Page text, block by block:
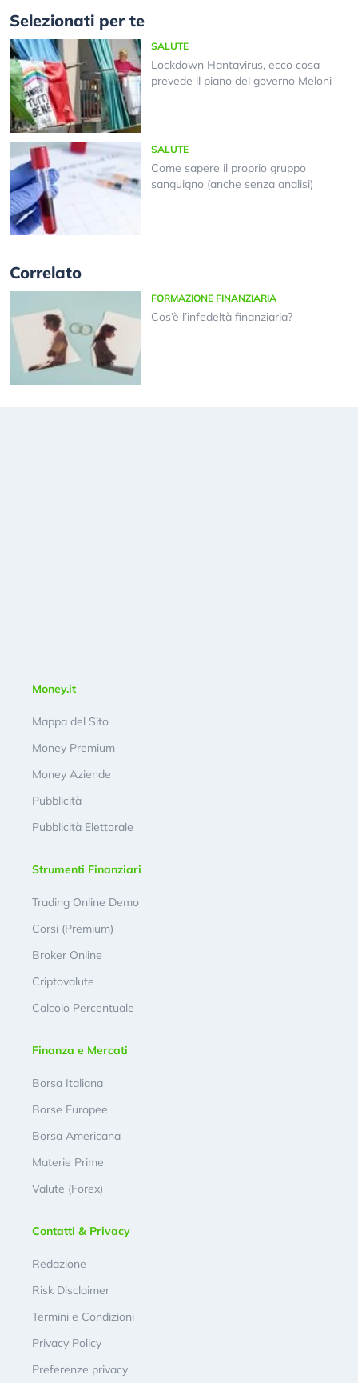
Selezionati per te
SALUTE
Lockdown Hantavirus, ecco cosa
prevede il piano del governo Meloni
SALUTE
Come sapere il proprio gruppo
sanguigno (anche senza analisi)
Correlato
FORMAZIONE FINANZIARIA
Cos’è l’infedeltà finanziaria?
Money.it
Mappa del Sito
Money Premium
Money Aziende
Pubblicità
Pubblicità Elettorale
Strumenti Finanziari
Trading Online Demo
Corsi (Premium)
Broker Online
Criptovalute
Calcolo Percentuale
Finanza e Mercati
Borsa Italiana
Borse Europee
Borsa Americana
Materie Prime
Valute (Forex)
Contatti & Privacy
Redazione
Risk Disclaimer
Termini e Condizioni
Privacy Policy
Preferenze privacy